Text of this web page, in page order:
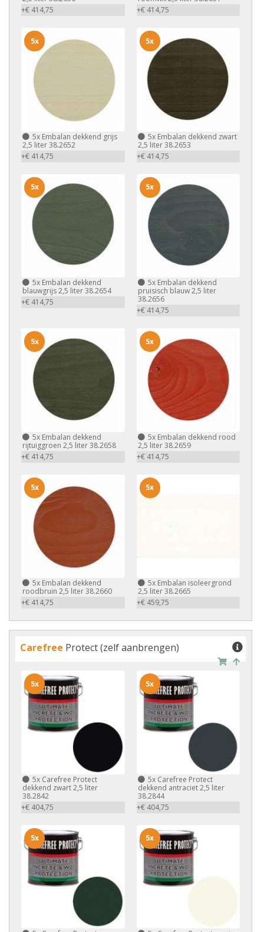
+€ 414,75
+€ 414,75
5x Embalan dekkend grijs
2,5 liter 38.2652
+€ 414,75
5x
5xEmbalan dekkend zwart
2,5 liter 38.2653
+€ 414,75
5x
5x Embalan dekkend
blauwgrijs 2,5 liter 38.2654
+€ 414,75
5x
5xEmbalan dekkend
pruisisch blauw 2,5 liter
38.2656
+€ 414,75
5x
5x Embalan dekkend
rijtuiggroen 2,5 liter 38.2658
+€ 414,75
5x
5xEmbalan dekkend rood
2,5 liter 38.2659
+€ 414,75
5x
5x Embalan dekkend
roodbruin 2,5 liter 38.2660
+€ 414,75
5x
5xEmbalan isoleergrond
2,5 liter 38.2665
+€ 459,75
5x
Carefree Protect (zelf aanbrengen)
5x Carefree Protect
dekkend zwart 2,5 liter
38.2842
+€ 404,75
5x
5xCarefree Protect
dekkend antraciet 2,5 liter
38.2844
+€ 404,75
5x
5x 5x